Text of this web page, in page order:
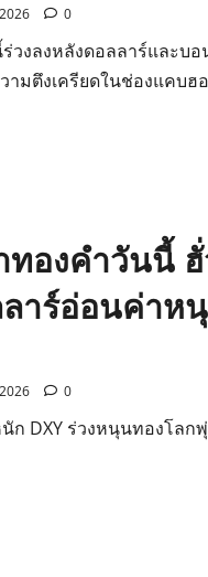
0
วงลงหลังดอลลาร์และบอ
ามตึงเครียดในช่องแคบฮ
ทองคำวันนี้ ฮั่
ลาร์อ่อนค่าห
0
DXY ร่วงหนุนทองโลก